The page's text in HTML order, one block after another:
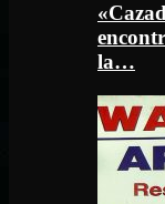
la…